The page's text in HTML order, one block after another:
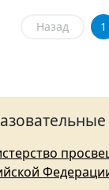
Назад 1